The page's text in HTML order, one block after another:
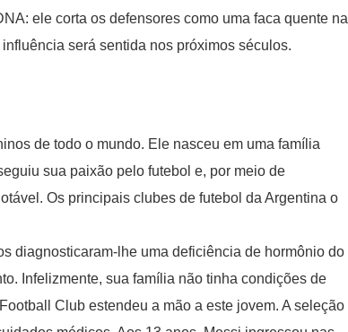
ele corta os defensores como uma faca quente na
será sentida nos próximos séculos.
de todo o mundo. Ele nasceu em uma família
sua paixão pelo futebol e, por meio de
Os principais clubes de futebol da Argentina o
diagnosticaram-lhe uma deficiência de hormônio do
Infelizmente, sua família não tinha condições de
Club estendeu a mão a este jovem. A seleção